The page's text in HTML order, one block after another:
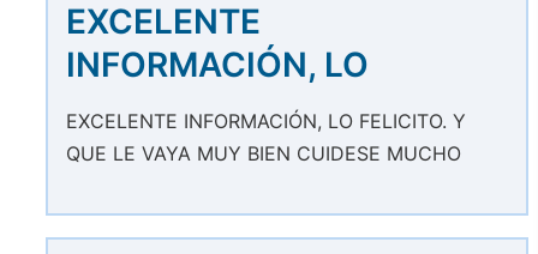
EXCELENTE
INFORMACIÓN, LO
EXCELENTE INFORMACIÓN, LO FELICITO. Y
QUE LE VAYA MUY BIEN CUIDESE MUCHO